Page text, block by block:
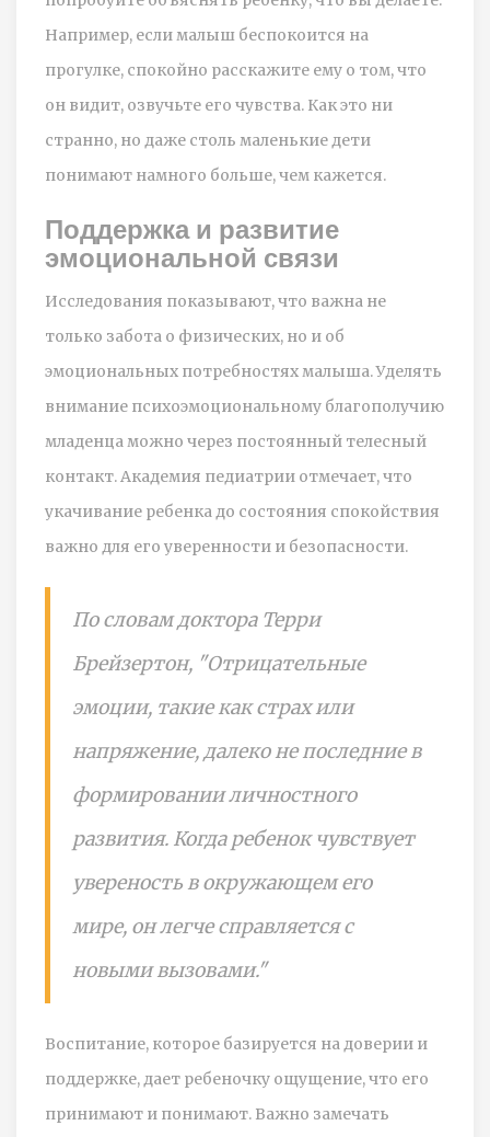
Например, если малыш беспокоится на
прогулке, спокойно расскажите ему о том, что
он видит, озвучьте его чувства. Как это ни
странно, но даже столь маленькие дети
понимают намного больше, чем кажется.
Поддержка и развитие
эмоциональной связи
Исследования показывают, что важна не
только забота о физических, но и об
эмоциональных потребностях малыша. Уделять
внимание психоэмоциональному благополучию
младенца можно через постоянный телесный
контакт. Академия педиатрии отмечает, что
укачивание ребенка до состояния спокойствия
важно для его уверенности и безопасности.
По словам доктора Терри
Брейзертон, "Отрицательные
эмоции, такие как страх или
напряжение, далеко не последние в
формировании личностного
развития. Когда ребенок чувствует
увереность в окружающем его
мире, он легче справляется с
новыми вызовами."
Воспитание, которое базируется на доверии и
поддержке, дает ребеночку ощущение, что его
принимают и понимают. Важно замечать